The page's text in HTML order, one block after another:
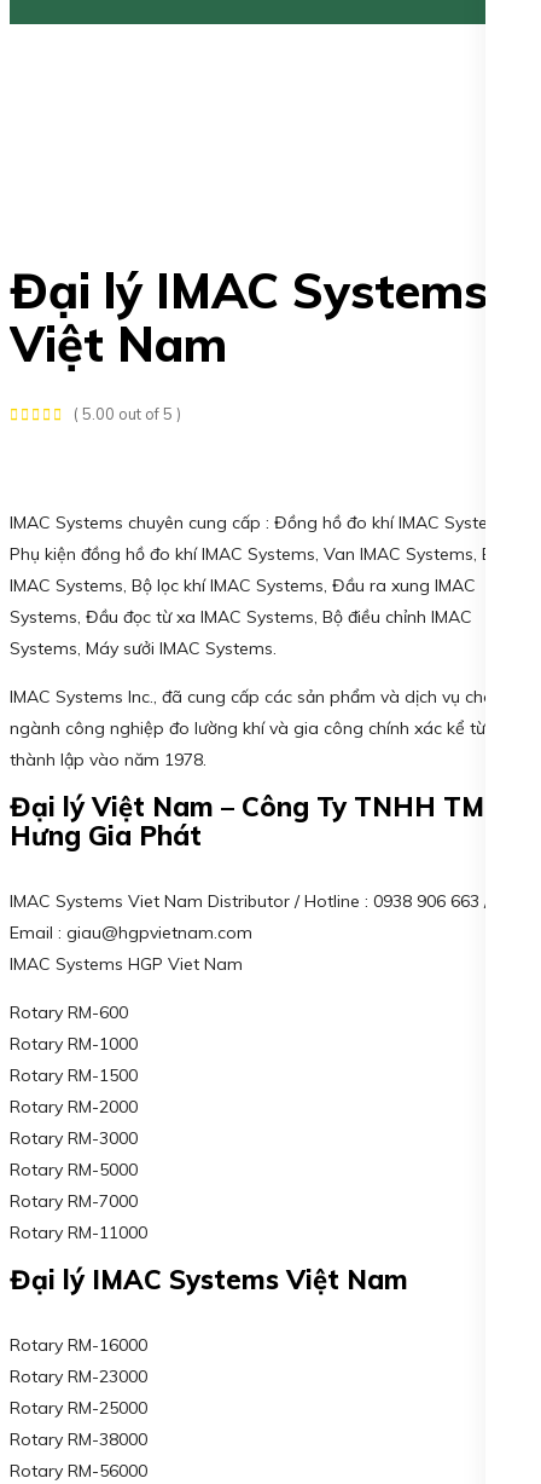
Đại lý IMAC Systems
Việt Nam
( 5.00 out of 5 )
IMAC Systems chuyên cung cấp : Đồng hồ đo khí IMAC Systems,
Phụ kiện đồng hồ đo khí IMAC Systems, Van IMAC Systems, Bộ lọc
IMAC Systems, Bộ lọc khí IMAC Systems, Đầu ra xung IMAC
Systems, Đầu đọc từ xa IMAC Systems, Bộ điều chỉnh IMAC
Systems, Máy sưởi IMAC Systems.
IMAC Systems Inc., đã cung cấp các sản phẩm và dịch vụ cho
ngành công nghiệp đo lường khí và gia công chính xác kể từ khi
thành lập vào năm 1978.
Đại lý Việt Nam – Công Ty TNHH TM KT
Hưng Gia Phát
IMAC Systems Viet Nam Distributor / Hotline : 0938 906 663 /
Email : giau@hgpvietnam.com
IMAC Systems HGP Viet Nam
Rotary RM-600
Rotary RM-1000
Rotary RM-1500
Rotary RM-2000
Rotary RM-3000
Rotary RM-5000
Rotary RM-7000
Rotary RM-11000
Đại lý IMAC Systems Việt Nam
Rotary RM-16000
Rotary RM-23000
Rotary RM-25000
Rotary RM-38000
Rotary RM-56000